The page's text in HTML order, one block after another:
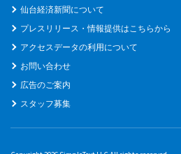
仙台経済新聞について
プレスリリース・情報提供はこちらから
アクセスデータの利用について
お問い合わせ
広告のご案内
スタッフ募集